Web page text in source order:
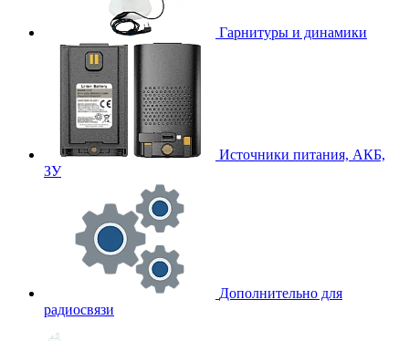
Гарнитуры и динамики
Источники питания, АКБ,
ЗУ
Дополнительно для
радиосвязи